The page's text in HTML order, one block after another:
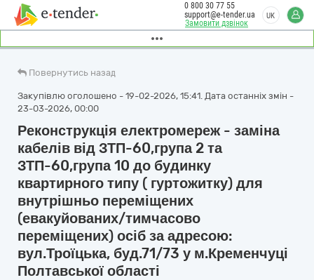
Замовити дзвінок
0 800 30 77 55
support@e-tender.ua
UK
Повернутись назад
Закупівлю оголошено - 19-02-2026, 15:41. Дата останніх змін -
23-03-2026, 00:00
Реконструкція електромереж - заміна
кабелів від ЗТП-60,група 2 та
ЗТП-60,група 10 до будинку
квартирного типу ( гуртожитку) для
внутрішньо переміщених
(евакуйованих/тимчасово
переміщених) осіб за адресою:
вул.Троїцька, буд.71/73 у м.Кременчуці
Полтавської області